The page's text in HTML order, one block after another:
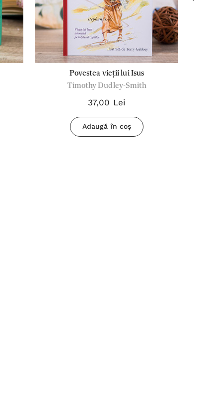
Povestea vieții lui Isus
Timothy Dudley-Smith
37,00 Lei
Adaugă în coș